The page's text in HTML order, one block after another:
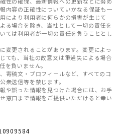
内容の正確性についていかなる保証も一
により利用者に何らかの損害が生じて
る場合を除き、当社として一切の責任を
ては利用者が一切の責任を負うこととし
変更されることがあります。変更によっ
ても、当社の故意又は重過失による場合
を負いません。
寄稿文・プロフィールなど、すべてのコ
衆送信等を禁じます。
や誤った情報を見つけた場合には、お手
窓口まで情報をご提供いただけると幸い